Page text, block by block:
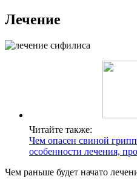
Лечение
Читайте также:
Чем опасен свиной
особенности лечения,
Чем раньше будет начато